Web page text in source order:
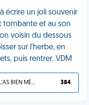
écrire un joli souvenir
tombante et au son
voisin du dessous
sur l'herbe, en
puis rentrer. VDM
TU L'AS BIEN MÉRITÉ 384